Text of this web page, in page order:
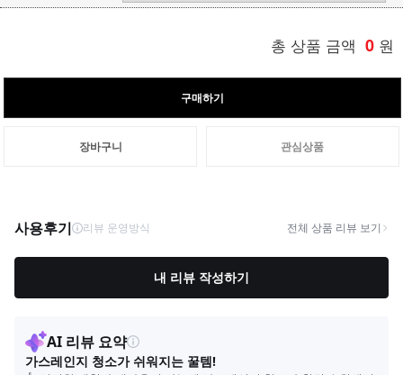
총 상품 금액 0 원
구매하기
장바구니 관심상품